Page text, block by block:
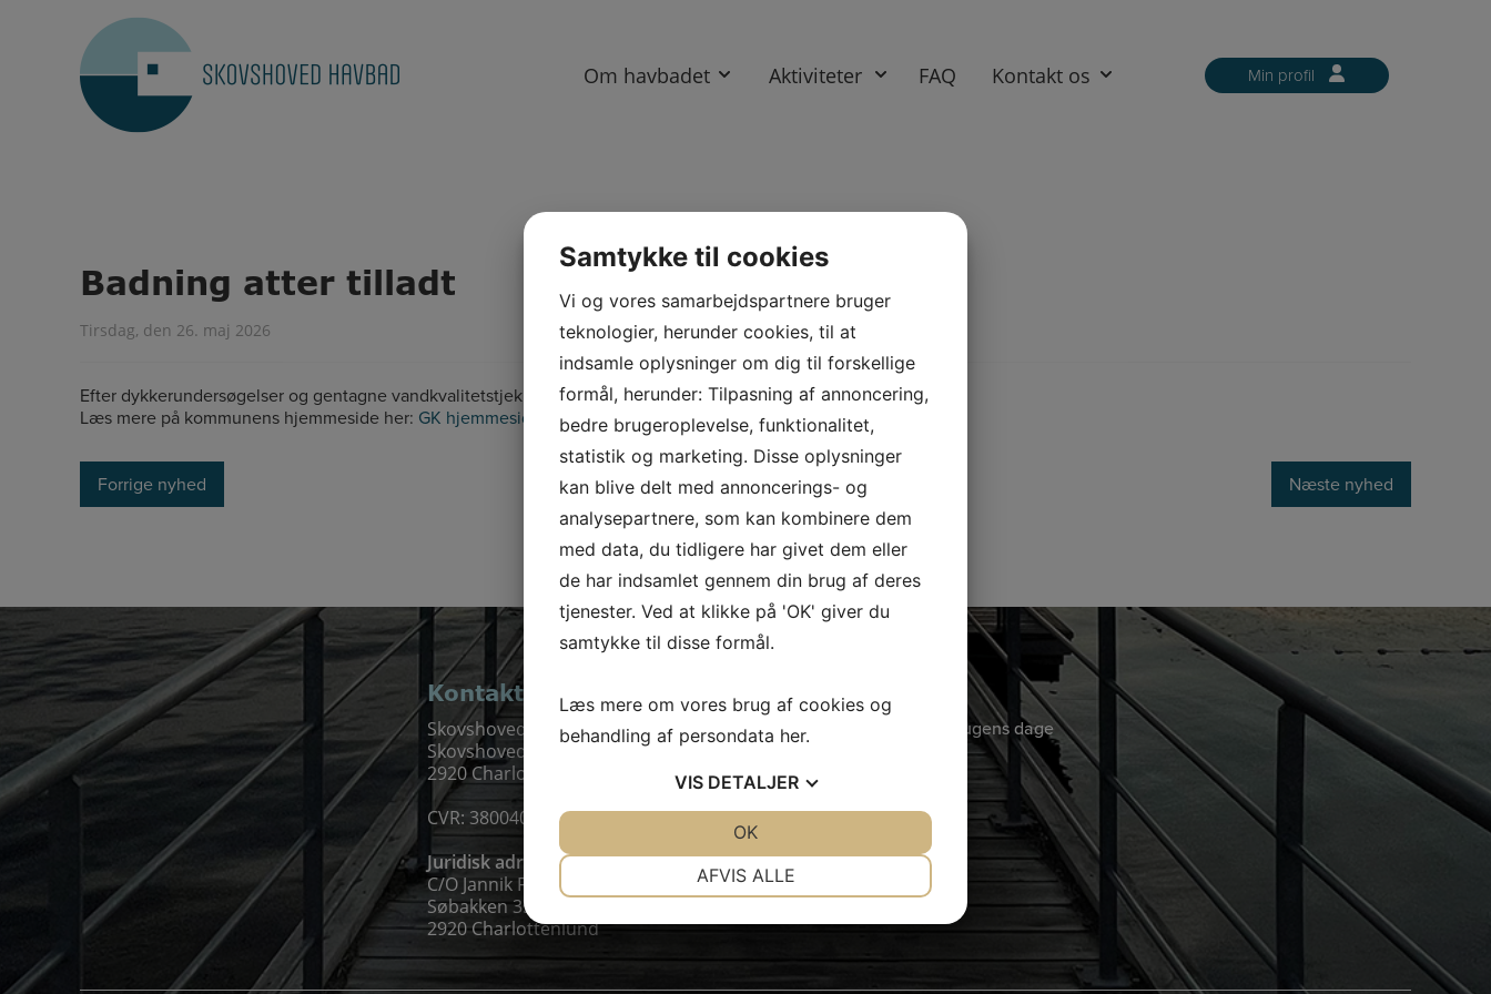
indholdet
Om havbadet Aktiviteter FAQ Kontakt os Min profil
Badning atter tilladt
Tirsdag, den 26. maj 2026
Efter dykkerundersøgelser og gentagne vandkvalitetstjek er det atter tilladt at bade fra Havbadet.
Læs mere på kommunens hjemmeside her: GK hjemmeside
Indlægsnavigation
Forrige nyhed Næste nyhed
Kontaktinformation
Skovshoved Havbad
Skovshoved Havn 11A
2920 Charlottenlund
CVR: 38004077
Juridisk adresse
C/O Jannik Friis
Søbakken 35
2920 Charlottenlund
Åbningstider
Havbadet har åbent alle ugens dage
• 06:00 - Havbadet åbner
• 22:00 - Havbadet lukker
Juli og august
• 06:00 - Havbadet åbner
• 10:00 - Havbadet lukker
Samtykke til cookies
Vi og vores samarbejdspartnere bruger
teknologier, herunder cookies, til at
indsamle oplysninger om dig til forskellige
formål, herunder: Tilpasning af annoncering,
bedre brugeroplevelse, funktionalitet,
statistik og marketing. Disse oplysninger
kan blive delt med annoncerings- og
analysepartnere, som kan kombinere dem
med data, du tidligere har givet dem eller
de har indsamlet gennem din brug af deres
tjenester. Ved at klikke på 'OK' giver du
samtykke til disse formål.
Læs mere om vores brug af cookies og
behandling af persondata her.
VIS DETALJER
AFVIS ALLE
OK